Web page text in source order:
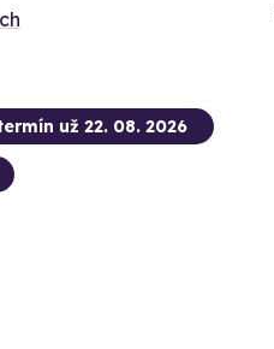
už 22. 08. 2026